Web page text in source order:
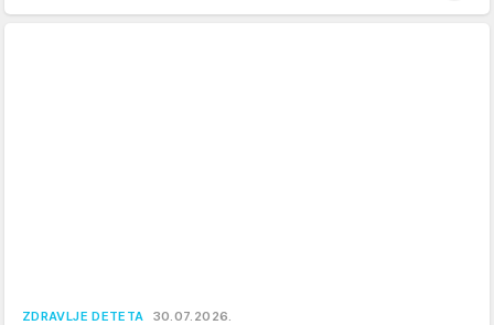
ZDRAVLJE DETETA 30.07.2026.